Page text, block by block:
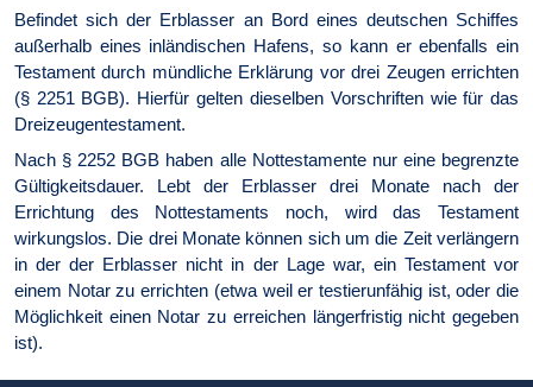
Befindet sich der Erblasser an Bord eines deutschen Schiffes
außerhalb eines inländischen Hafens, so kann er ebenfalls ein
Testament durch mündliche Erklärung vor drei Zeugen errichten
(§ 2251 BGB). Hierfür gelten dieselben Vorschriften wie für das
Dreizeugentestament.
Nach § 2252 BGB haben alle Nottestamente nur eine begrenzte
Gültigkeitsdauer. Lebt der Erblasser drei Monate nach der
Errichtung des Nottestaments noch, wird das Testament
wirkungslos. Die drei Monate können sich um die Zeit verlängern
in der der Erblasser nicht in der Lage war, ein Testament vor
einem Notar zu errichten (etwa weil er testierunfähig ist, oder die
Möglichkeit einen Notar zu erreichen längerfristig nicht gegeben
ist).